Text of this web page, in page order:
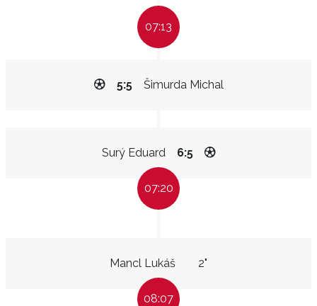
07:13
Šimurda Michal
5:5
Surý Eduard 6:5
07:20
Mancl Lukáš 2"
08:07